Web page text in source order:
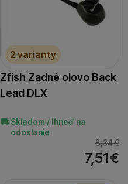
2 varianty
Zfish Zadné olovo Back
Lead DLX
Skladom / Ihneď na
odoslanie
8,34€
7,51€